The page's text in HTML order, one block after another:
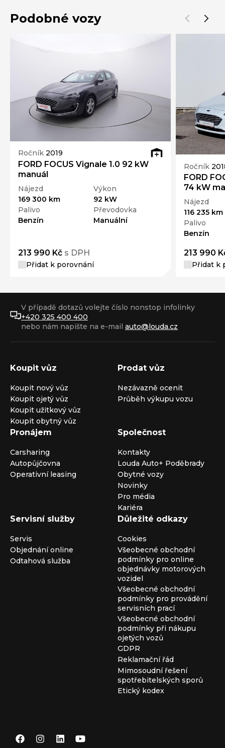
Podobné vozy
Ročník 2019
FORD FOCUS Vignale 1.0 92 kW
manuál
Nájezd
169 300 km
Výkon
92 kW
Palivo
Benzín
Převodovka
Manuální
213 990 Kč s DPH
Přidat k porovnání
Ročník
FORD
74 kW
Nájezd
116 235 km
Palivo
Benzín
213 990
Přidat k
V případě dotazů volejte číslo nonstop infolinky
+420 325 400 400
nebo nám napište na e-mail auto@louda.cz
Koupit vůz
Koupit nový vůz
Koupit ojetý vůz
Koupit užitkový vůz
Koupit obytný vůz
Prodat vůz
Nezávazně ocenit
Průběh výkupu vozu
Pronájem
Carsharing
Autopůjčovna
Operativní leasing
Společnost
Kontakty
Louda Auto+ Poděbrady
Obytné vozy
Novinky
Pro média
Kariéra
Servisní služby
Servis
Objednání online
Odtahová služba
Důležité odkazy
Cookies
Všeobecné obchodní
podmínky pro online
objednávky motorových
vozidel
Všeobecné obchodní
podmínky pro provádění
servisních prací
Všeobecné obchodní
podmínky při nákupu
ojetých vozů
GDPR
Reklamační řád
Mimosoudní řešení
spotřebitelských sporů
Etický kodex